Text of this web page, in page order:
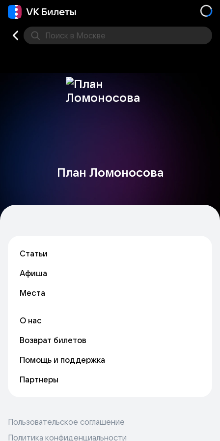
Поиск в Москве
План Ломоносова
Статьи
Афиша
Места
О нас
Возврат билетов
Помощь и поддержка
Партнеры
Пользовательское соглашение
Политика конфиденциальности